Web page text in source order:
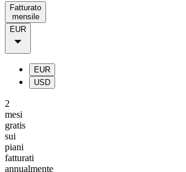
Fatturato
mensile
EUR
EUR
USD
2
mesi
gratis
sui
piani
fatturati
annualmente